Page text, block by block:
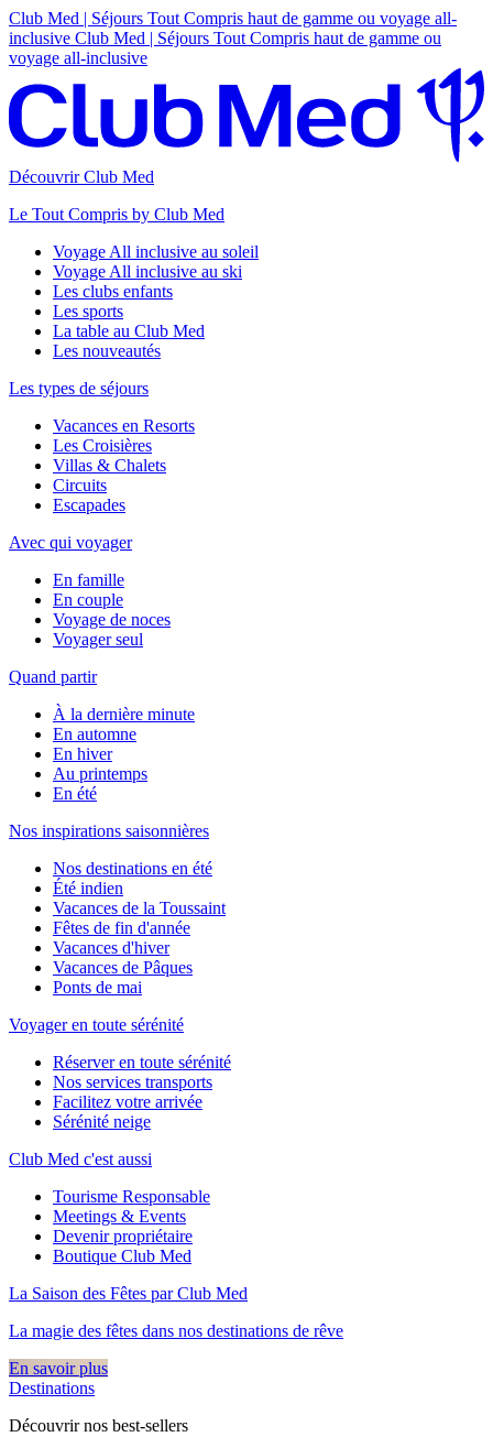
Club Med | Séjours Tout Compris haut de gamme ou voyage all-
inclusive Club Med | Séjours Tout Compris haut de gamme ou
voyage all-inclusive
Découvrir Club Med
Le Tout Compris by Club Med
Voyage All inclusive au soleil
Voyage All inclusive au ski
Les clubs enfants
Les sports
La table au Club Med
Les nouveautés
Les types de séjours
Vacances en Resorts
Les Croisières
Villas & Chalets
Circuits
Escapades
Avec qui voyager
En famille
En couple
Voyage de noces
Voyager seul
Quand partir
À la dernière minute
En automne
En hiver
Au printemps
En été
Nos inspirations saisonnières
Nos destinations en été
Été indien
Vacances de la Toussaint
Fêtes de fin d'année
Vacances d'hiver
Vacances de Pâques
Ponts de mai
Voyager en toute sérénité
Réserver en toute sérénité
Nos services transports
Facilitez votre arrivée
Sérénité neige
Club Med c'est aussi
Tourisme Responsable
Meetings & Events
Devenir propriétaire
Boutique Club Med
La Saison des Fêtes par Club Med
La magie des fêtes dans nos destinations de rêve​
En savoir plus
Destinations
Découvrir nos best-sellers